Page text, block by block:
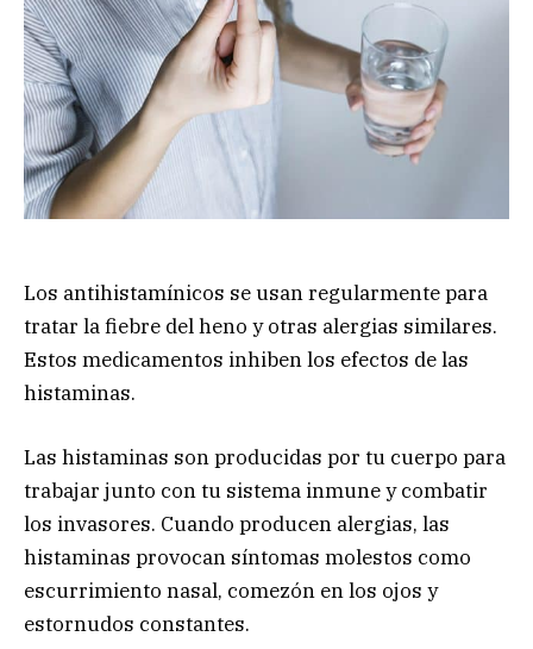
Los antihistamínicos se usan regularmente para
tratar la fiebre del heno y otras alergias similares.
Estos medicamentos inhiben los efectos de las
histaminas.
Las histaminas son producidas por tu cuerpo para
trabajar junto con tu sistema inmune y combatir
los invasores. Cuando producen alergias, las
histaminas provocan síntomas molestos como
escurrimiento nasal, comezón en los ojos y
estornudos constantes.